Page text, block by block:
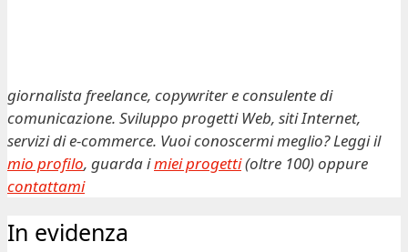
giornalista freelance, copywriter e consulente di
comunicazione. Sviluppo progetti Web, siti Internet,
servizi di e-commerce. Vuoi conoscermi meglio? Leggi il
mio profilo, guarda imiei progetti(oltre 100) oppure
contattami
In evidenza